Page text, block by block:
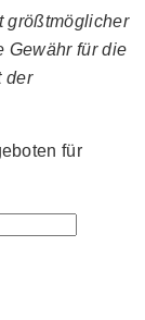
größtmöglicher
Gewähr für die
der
für